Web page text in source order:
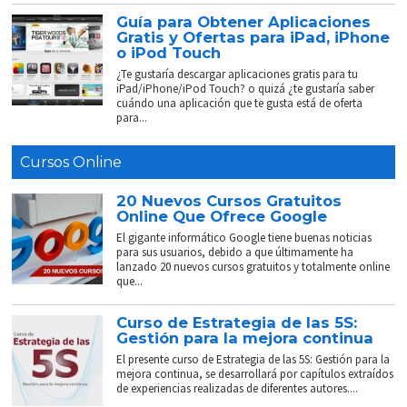
Guía para Obtener Aplicaciones
Gratis y Ofertas para iPad, iPhone
o iPod Touch
¿Te gustaría descargar aplicaciones gratis para tu
iPad/iPhone/iPod Touch? o quizá ¿te gustaría saber
cuándo una aplicación que te gusta está de oferta
para...
Cursos Online
20 Nuevos Cursos Gratuitos
Online Que Ofrece Google
El gigante informático Google tiene buenas noticias
para sus usuarios, debido a que últimamente ha
lanzado 20 nuevos cursos gratuitos y totalmente online
que...
Curso de Estrategia de las 5S:
Gestión para la mejora continua
El presente curso de Estrategia de las 5S: Gestión para la
mejora continua, se desarrollará por capítulos extraídos
de experiencias realizadas de diferentes autores....